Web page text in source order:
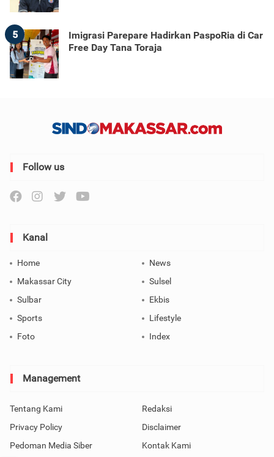
5
Imigrasi Parepare Hadirkan PaspoRia di Car
Free Day Tana Toraja
Follow us
Kanal
Home
News
Makassar City
Sulsel
Sulbar
Ekbis
Sports
Lifestyle
Foto
Index
Management
Tentang Kami
Redaksi
Privacy Policy
Disclaimer
Pedoman Media Siber
Kontak Kami